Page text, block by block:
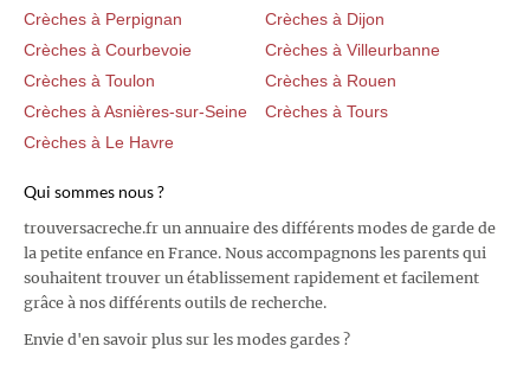
Crèches à Perpignan
Crèches à Dijon
Crèches à Courbevoie
Crèches à Villeurbanne
Crèches à Toulon
Crèches à Rouen
Crèches à Asnières-sur-Seine
Crèches à Tours
Crèches à Le Havre
Qui sommes nous ?
trouversacreche.fr un annuaire des différents modes de garde de
la petite enfance en France. Nous accompagnons les parents qui
souhaitent trouver un établissement rapidement et facilement
grâce à nos différents outils de recherche.
Envie d'en savoir plus sur les modes gardes ?